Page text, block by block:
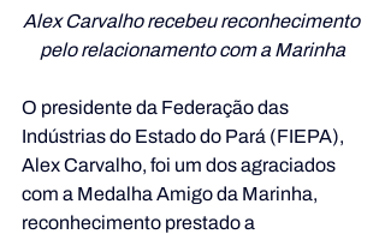
Alex Carvalho recebeu reconhecimento
pelo relacionamento com a Marinha
O presidente da Federação das
Indústrias do Estado do Pará (FIEPA),
Alex Carvalho, foi um dos agraciados
com a Medalha Amigo da Marinha,
reconhecimento prestado a